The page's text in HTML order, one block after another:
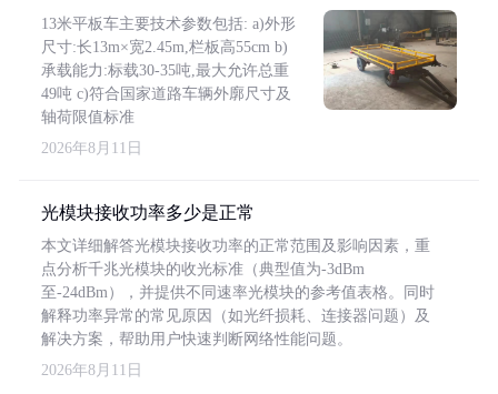
13米平板车主要技术参数包括: a)外形
尺寸:长13m×宽2.45m,栏板高55cm b)
承载能力:标载30-35吨,最大允许总重
49吨 c)符合国家道路车辆外廓尺寸及
轴荷限值标准
2026年8月11日
光模块接收功率多少是正常
本文详细解答光模块接收功率的正常范围及影响因素，重
点分析千兆光模块的收光标准（典型值为-3dBm
至-24dBm），并提供不同速率光模块的参考值表格。同时
解释功率异常的常见原因（如光纤损耗、连接器问题）及
解决方案，帮助用户快速判断网络性能问题。
2026年8月11日